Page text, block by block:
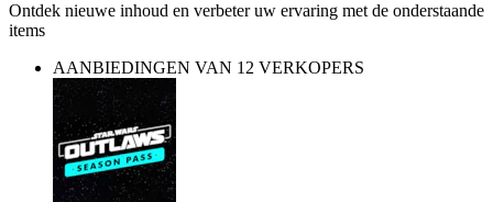
Ontdek nieuwe inhoud en verbeter uw ervaring met de onderstaande
items
AANBIEDINGEN VAN 12 VERKOPERS